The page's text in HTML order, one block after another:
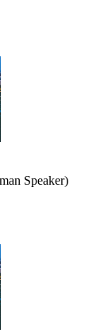
Speaker)